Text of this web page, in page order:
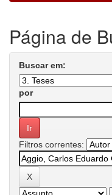
Página de
Buscar em:
por
Filtros correntes: